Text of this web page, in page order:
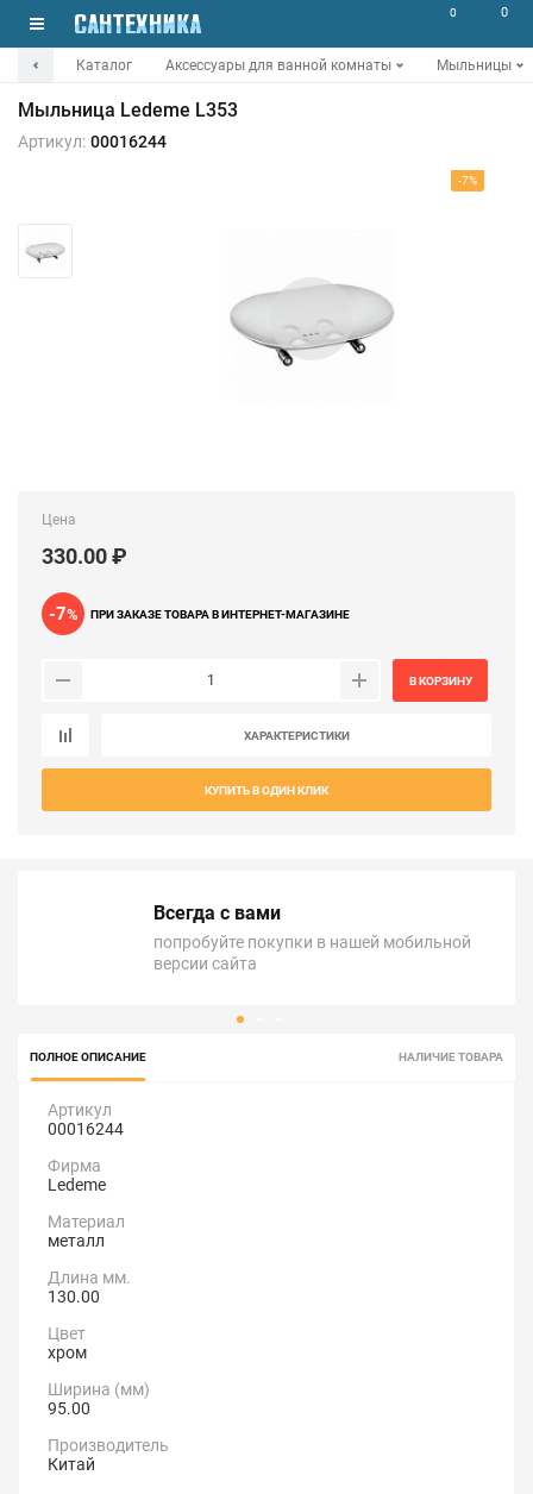
0 0
Каталог Аксессуары для ванной комнаты Мыльницы
Мыльница Ledeme L353
Артикул: 00016244
-7%
Цена
330.00 ₽
-7% ПРИ ЗАКАЗЕ ТОВАРА В ИНТЕРНЕТ-МАГАЗИНЕ
В КОРЗИНУ
ХАРАКТЕРИСТИКИ
КУПИТЬ В ОДИН КЛИК
Всегда с вами
попробуйте покупки в нашей мобильной
версии сайта
ПОЛНОЕ ОПИСАНИЕ НАЛИЧИЕ ТОВАРА
Артикул
00016244
Фирма
Ledeme
Материал
металл
Длина мм.
130.00
Цвет
хром
Ширина (мм)
95.00
Производитель
Китай